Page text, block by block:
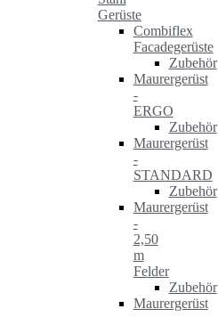
Gerüste
Combiflex
Facadegerüste
Zubehör
Maurergerüst
-
ERGO
Zubehör
Maurergerüst
-
STANDARD
Zubehör
Maurergerüst
-
2,50
m
Felder
Zubehör
Maurergerüst